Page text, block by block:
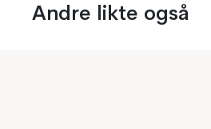
Andre likte også